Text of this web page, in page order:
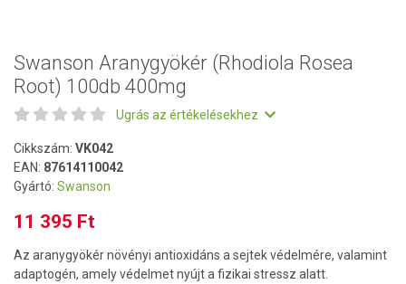
Swanson Aranygyökér (Rhodiola Rosea
Root) 100db 400mg
Ugrás az értékelésekhez
Cikkszám: VK042
EAN: 87614110042
Gyártó: Swanson
11 395 Ft
Az aranygyökér növényi antioxidáns a sejtek védelmére, valamint
adaptogén, amely védelmet nyújt a fizikai stressz alatt.